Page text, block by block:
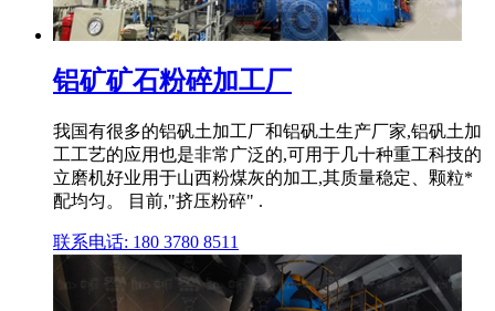
铝矿矿石粉碎加工厂
我国有很多的铝矾土加工厂和铝矾土生产厂家,铝矾土加
工工艺的应用也是非常广泛的,可用于几十种重工科技的
立磨机好业用于山西粉煤灰的加工,其质量稳定、颗粒*
配均匀。 目前,"挤压粉碎" .
联系电话: 180 3780 8511